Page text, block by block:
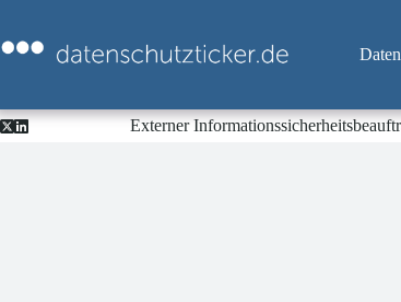
springen
Externer